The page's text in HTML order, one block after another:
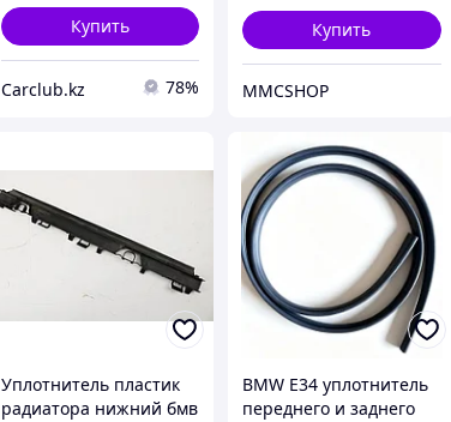
Купить
Carclub.kz 78%
Купить
MMCSHOP
Уплотнитель пластик
радиатора нижний бмв
BMW E34 уплотнитель
переднего и заднего